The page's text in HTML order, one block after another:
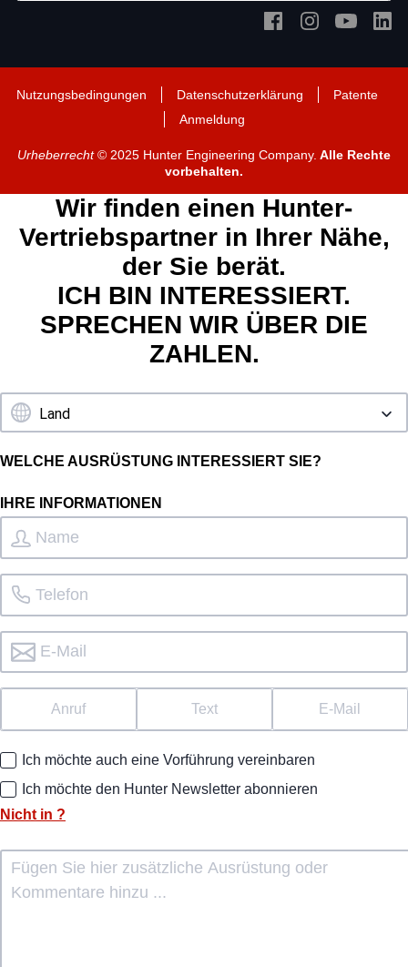
Nutzungsbedingungen Datenschutzerklärung
Patente
Anmeldung
Urheberrecht© 2025 Hunter Engineering Company. Alle Rechte
vorbehalten.
Wir finden einen Hunter-
Vertriebspartner in Ihrer Nähe,
der Sie berät.
ICH BIN INTERESSIERT.
SPRECHEN WIR ÜBER DIE
ZAHLEN.
WELCHE AUSRÜSTUNG INTERESSIERT SIE?
IHRE INFORMATIONEN
Anruf Text E-Mail
Ich möchte auch eine Vorführung vereinbaren
Ich möchte den Hunter Newsletter abonnieren
Nicht in ?